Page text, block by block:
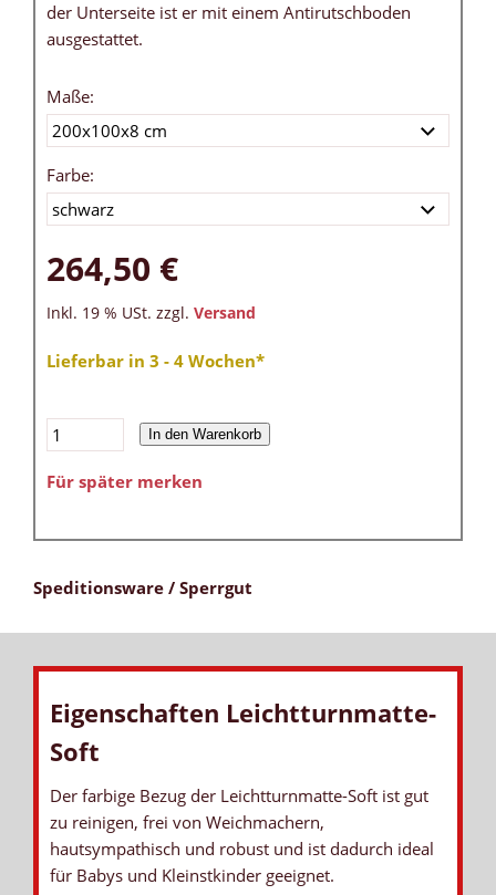
der Unterseite ist er mit einem Antirutschboden
ausgestattet.
Maße:
Farbe:
264,50 €
Inkl. 19 % USt. zzgl. Versand
Lieferbar in 3 - 4 Wochen*
In den Warenkorb
Für später merken
Speditionsware / Sperrgut
Eigenschaften Leichtturnmatte-
Soft
Der farbige Bezug der Leichtturnmatte-Soft ist gut
zu reinigen, frei von Weichmachern,
hautsympathisch und robust und ist dadurch ideal
für Babys und Kleinstkinder geeignet.